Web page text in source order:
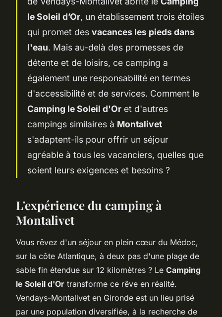
le Soleil d’Or, un établissement trois étoiles
qui promet des vacances les pieds dans
l'eau. Mais au-delà des promesses de
détente et de loisirs, ce camping a
également une responsabilité en termes
d'accessibilité et de services. Comment le
Camping le Soleil d'Or et d'autres
campings similaires à Montalivet
s'adaptent-ils pour offrir un séjour
agréable à tous les vacanciers, quelles que
soient leurs exigences et besoins ?
L'expérience du camping à
Montalivet
Vous rêvez d'un séjour en plein cœur du Médoc,
sur la côte Atlantique, à deux pas d'une plage de
sable fin étendue sur 12 kilomètres ? Le Camping
le Soleil d'Or transforme ce rêve en réalité.
Vendays-Montalivet en Gironde est un lieu prisé
par une population diversifiée, à la recherche de